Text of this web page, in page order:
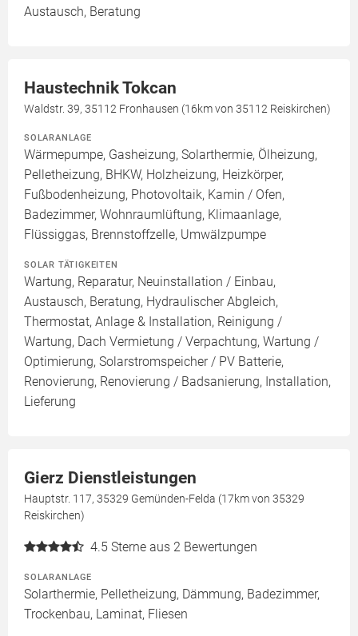
Austausch, Beratung
Haustechnik Tokcan
Waldstr. 39, 35112 Fronhausen (16km von 35112 Reiskirchen)
SOLARANLAGE
Wärmepumpe, Gasheizung, Solarthermie, Ölheizung,
Pelletheizung, BHKW, Holzheizung, Heizkörper,
Fußbodenheizung, Photovoltaik, Kamin / Ofen,
Badezimmer, Wohnraumlüftung, Klimaanlage,
Flüssiggas, Brennstoffzelle, Umwälzpumpe
SOLAR TÄTIGKEITEN
Wartung, Reparatur, Neuinstallation / Einbau,
Austausch, Beratung, Hydraulischer Abgleich,
Thermostat, Anlage & Installation, Reinigung /
Wartung, Dach Vermietung / Verpachtung, Wartung /
Optimierung, Solarstromspeicher / PV Batterie,
Renovierung, Renovierung / Badsanierung, Installation,
Lieferung
Gierz Dienstleistungen
Hauptstr. 117, 35329 Gemünden-Felda (17km von 35329
Reiskirchen)
4.5 Sterne aus 2 Bewertungen
SOLARANLAGE
Solarthermie, Pelletheizung, Dämmung, Badezimmer,
Trockenbau, Laminat, Fliesen